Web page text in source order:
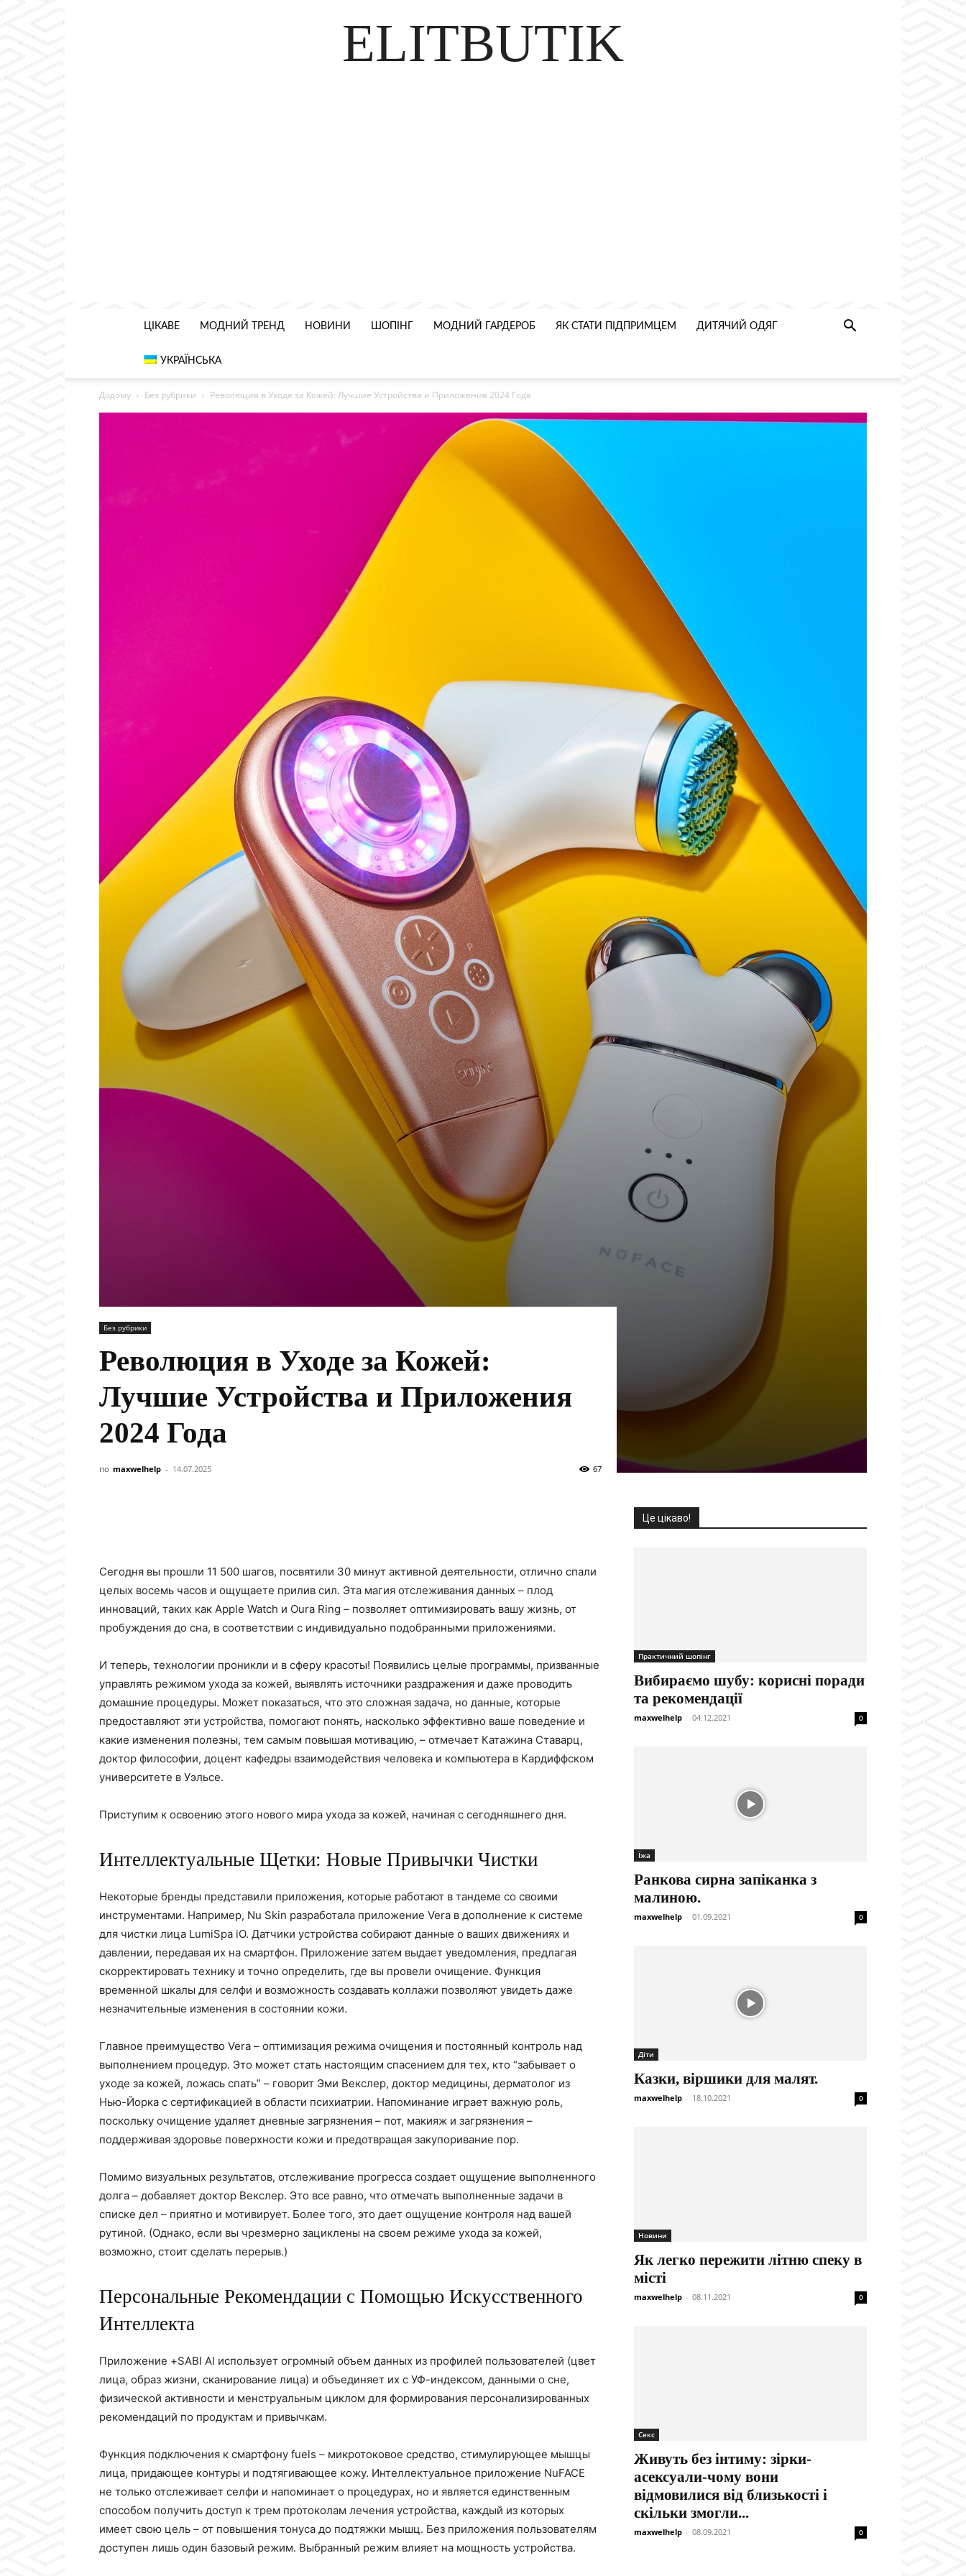
ELITBUTIK
ЦІКАВЕ МОДНИЙ ТРЕНД НОВИНИ ШОПІНГ МОДНИЙ ГАРДЕРОБ ЯК СТАТИ ПІДПРИМЦЕМ ДИТЯЧИЙ ОДЯГ
УКРАЇНСЬКА
Додому Без рубрики Революция в Уходе за Кожей: Лучшие Устройства и Приложения 2024 Года
Без рубрики
Революция в Уходе за Кожей:
Лучшие Устройства и Приложения
2024 Года
по maxwelhelp - 14.07.2025 67
Сегодня вы прошли 11 500 шагов, посвятили 30 минут активной деятельности, отлично спали
целых восемь часов и ощущаете прилив сил. Эта магия отслеживания данных – плод
инноваций, таких как Apple Watch и Oura Ring – позволяет оптимизировать вашу жизнь, от
пробуждения до сна, в соответствии с индивидуально подобранными приложениями.
И теперь, технологии проникли и в сферу красоты! Появились целые программы, призванные
управлять режимом ухода за кожей, выявлять источники раздражения и даже проводить
домашние процедуры. Может показаться, что это сложная задача, но данные, которые
предоставляют эти устройства, помогают понять, насколько эффективно ваше поведение и
какие изменения полезны, тем самым повышая мотивацию, – отмечает Катажина Ставарц,
доктор философии, доцент кафедры взаимодействия человека и компьютера в Кардиффском
университете в Уэльсе.
Приступим к освоению этого нового мира ухода за кожей, начиная с сегодняшнего дня.
Интеллектуальные Щетки: Новые Привычки Чистки
Некоторые бренды представили приложения, которые работают в тандеме со своими
инструментами. Например, Nu Skin разработала приложение Vera в дополнение к системе
для чистки лица LumiSpa iO. Датчики устройства собирают данные о ваших движениях и
давлении, передавая их на смартфон. Приложение затем выдает уведомления, предлагая
скорректировать технику и точно определить, где вы провели очищение. Функция
временной шкалы для селфи и возможность создавать коллажи позволяют увидеть даже
незначительные изменения в состоянии кожи.
Главное преимущество Vera – оптимизация режима очищения и постоянный контроль над
выполнением процедур. Это может стать настоящим спасением для тех, кто “забывает о
уходе за кожей, ложась спать” – говорит Эми Векслер, доктор медицины, дерматолог из
Нью-Йорка с сертификацией в области психиатрии. Напоминание играет важную роль,
поскольку очищение удаляет дневные загрязнения – пот, макияж и загрязнения –
поддерживая здоровье поверхности кожи и предотвращая закупоривание пор.
Помимо визуальных результатов, отслеживание прогресса создает ощущение выполненного
долга – добавляет доктор Векслер. Это все равно, что отмечать выполненные задачи в
списке дел – приятно и мотивирует. Более того, это дает ощущение контроля над вашей
рутиной. (Однако, если вы чрезмерно зациклены на своем режиме ухода за кожей,
возможно, стоит сделать перерыв.)
Персональные Рекомендации с Помощью Искусственного
Интеллекта
Приложение +SABI AI использует огромный объем данных из профилей пользователей (цвет
лица, образ жизни, сканирование лица) и объединяет их с УФ-индексом, данными о сне,
физической активности и менструальным циклом для формирования персонализированных
рекомендаций по продуктам и привычкам.
Функция подключения к смартфону fuels – микротоковое средство, стимулирующее мышцы
лица, придающее контуры и подтягивающее кожу. Интеллектуальное приложение NuFACE
не только отслеживает селфи и напоминает о процедурах, но и является единственным
способом получить доступ к трем протоколам лечения устройства, каждый из которых
имеет свою цель – от повышения тонуса до подтяжки мышц. Без приложения пользователям
доступен лишь один базовый режим. Выбранный режим влияет на мощность устройства.
Це цікаво!
Практичний шопінг
Вибираємо шубу: корисні поради
та рекомендації
maxwelhelp - 04.12.2021 0
Їжа
Ранкова сирна запіканка з
малиною.
maxwelhelp - 01.09.2021 0
Діти
Казки, віршики для малят.
maxwelhelp - 18.10.2021 0
Новини
Як легко пережити літню спеку в
місті
maxwelhelp - 08.11.2021 0
Секс
Живуть без інтиму: зірки-
асексуали-чому вони
відмовилися від близькості і
скільки змогли...
maxwelhelp - 08.09.2021 0